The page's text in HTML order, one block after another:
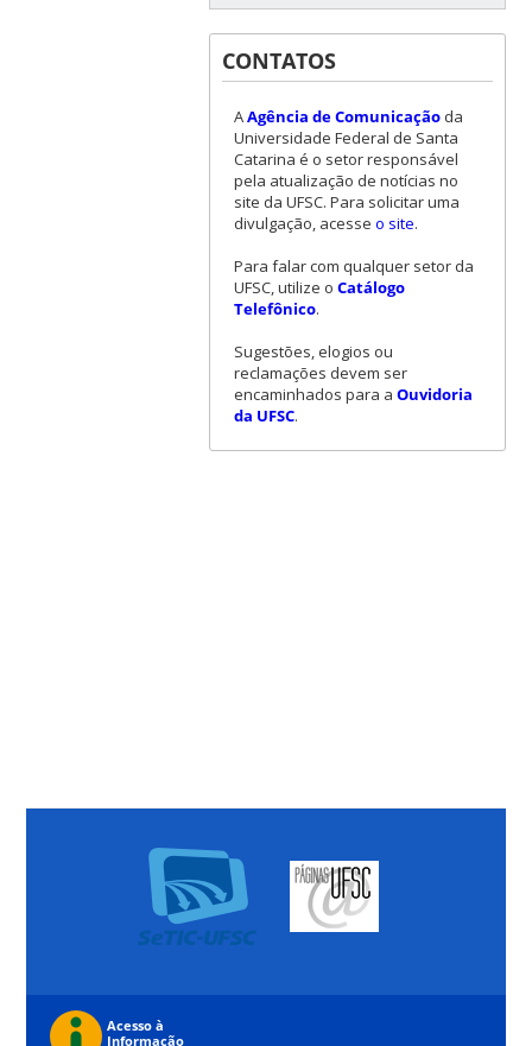
CONTATOS
AAgência de Comunicaçãoda
Universidade Federal de Santa
Catarina é o setor responsável
pela atualização de notícias no
site da UFSC. Para solicitar uma
divulgação, acesse o site.
Para falar com qualquer setor da
UFSC, utilize o Catálogo
Telefônico.
Sugestões, elogios ou
reclamações devem ser
encaminhados para a Ouvidoria
da UFSC.